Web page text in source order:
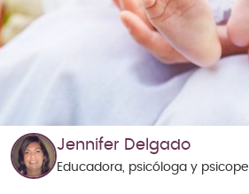
Jennifer Delgado
Educadora, psicóloga y